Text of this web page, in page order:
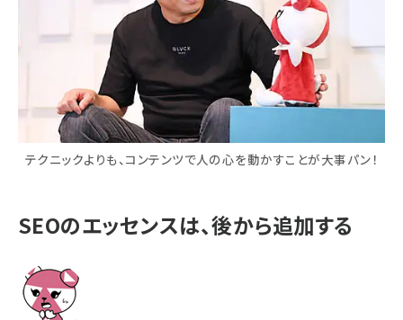
テクニックよりも、コンテンツで人の心を動かすことが大事パン！
SEOのエッセンスは、後から追加する